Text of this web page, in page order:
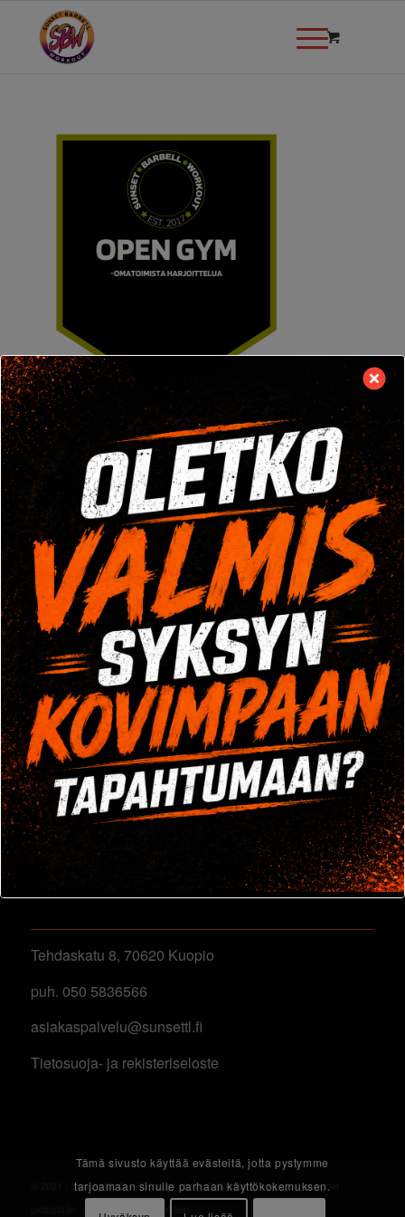
TULE TUTUSTUMAAN
Tule tutustumaan Crossi tai painonnosto tunnille
veloituksetta. Ota yhteyttä puhelimitse tai
yhteydenottolomakkeella ja varaa kokeilusi!
OPENING HOURS
Mo-Fr: 8:00-22:00
Sa: 8:00-24:00
Tehdaskatu 8, 70620 Kuopio
puh. 050 5836566
asiakaspalvelu@sunsettl.fi
Tietosuoja- ja rekisteriseloste
© 2021 | Sunset TL Oy | Tehdaskatu 8, 70620 Kuopio | Kaikki oikeudet
Tämä sivusto käyttää evästeitä, jotta pystymme
tarjoamaan sinulle parhaan käyttökokemuksen.